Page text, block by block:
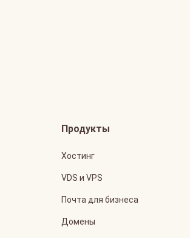
Продукты
Хостинг
VDS и VPS
Почта для бизнеса
Домены